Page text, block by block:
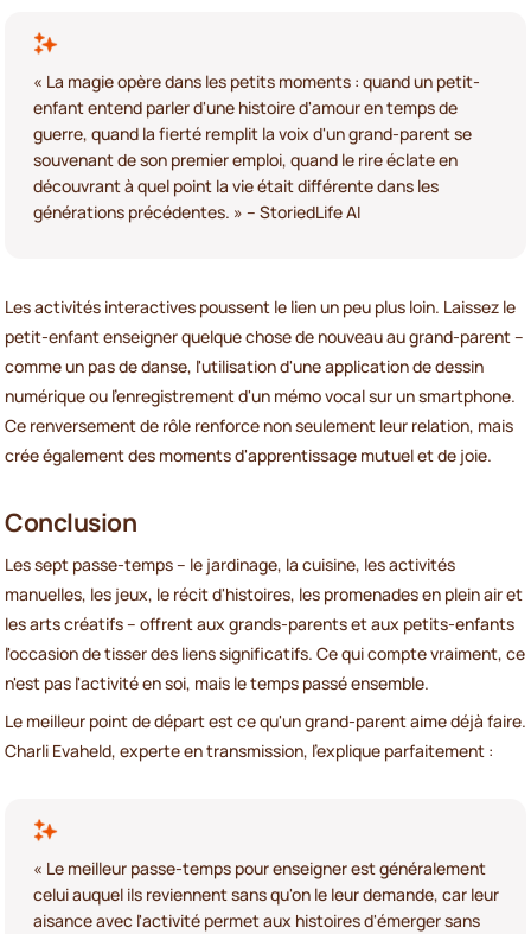
« La magie opère dans les petits moments : quand un petit-
enfant entend parler d'une histoire d'amour en temps de
guerre, quand la fierté remplit la voix d'un grand-parent se
souvenant de son premier emploi, quand le rire éclate en
découvrant à quel point la vie était différente dans les
générations précédentes. » – StoriedLife AI
Les activités interactives poussent le lien un peu plus loin. Laissez le
petit-enfant enseigner quelque chose de nouveau au grand-parent –
comme un pas de danse, l'utilisation d'une application de dessin
numérique ou l'enregistrement d'un mémo vocal sur un smartphone.
Ce renversement de rôle renforce non seulement leur relation, mais
crée également des moments d'apprentissage mutuel et de joie.
Conclusion
Les sept passe-temps – le jardinage, la cuisine, les activités
manuelles, les jeux, le récit d'histoires, les promenades en plein air et
les arts créatifs – offrent aux grands-parents et aux petits-enfants
l'occasion de tisser des liens significatifs. Ce qui compte vraiment, ce
n'est pas l'activité en soi, mais le temps passé ensemble.
Le meilleur point de départ est ce qu'un grand-parent aime déjà faire.
Charli Evaheld, experte en transmission, l'explique parfaitement :
« Le meilleur passe-temps pour enseigner est généralement
celui auquel ils reviennent sans qu'on le leur demande, car leur
aisance avec l'activité permet aux histoires d'émerger sans